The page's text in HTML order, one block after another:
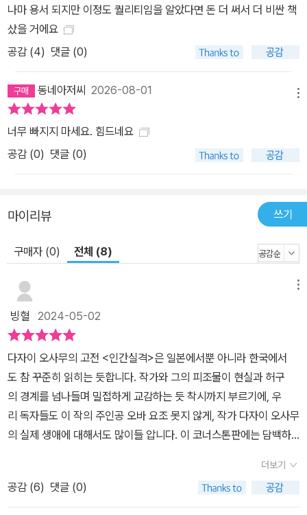
나마 용서 되지만 이정도 퀄리티임을 알았다면 돈 더 써서 더 비싼 책
샀을 거에요
공감 (4) 댓글 (0)
동네아저씨 2026-08-01
너무 빠지지 마세요. 힘드네요
공감 (0) 댓글 (0)
마이리뷰 쓰기
구매자 (0) 전체 (8)
빙혈 2024-05-02
다자이 오사무의 고전 <인간실격>은 일본에서뿐 아니라 한국에서
도 참 꾸준히 읽히는 듯합니다. 작가와 그의 피조물이 현실과 허구
의 경계를 넘나들며 밀접하게 교감하는 듯 착시까지 부르기에, 우
리 독자들도 이 작의 주인공 오바 요조 못지 않게, 작가 다자이 오사무
의 실제 생애에 대해서도 많이들 압니다. 이 코너스톤판에는 담백하
은 1948년 초판본의 디자인을 그대로 따 와서 출간했습니다. "인간
실격"이라는 글자(한자)가 나뭇잎 도안과 함께 명랑하게(?), 발랄하
게 배열된 중, 정자체로 큼직하게 太宰 治(태재 치), 즉 작가 다자
더보기
공감 (6) 댓글 (0)